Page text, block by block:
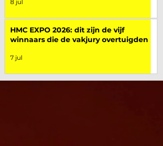
8 jul
HMC EXPO 2026: dit zijn de vijf
winnaars die de vakjury overtuigden
7 jul